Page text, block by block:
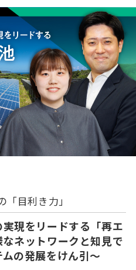
⽬利き⼒」
現をリードする「再エ
ネットワークと知見で
の発展をけん引〜